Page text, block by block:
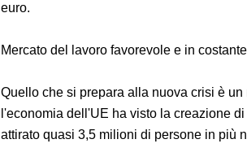
euro.
Mercato del lavoro favorevole e in
Quello che si prepara alla nuova crisi è
l'economia dell'UE ha visto la creazione
attirato quasi 3,5 milioni di persone in più